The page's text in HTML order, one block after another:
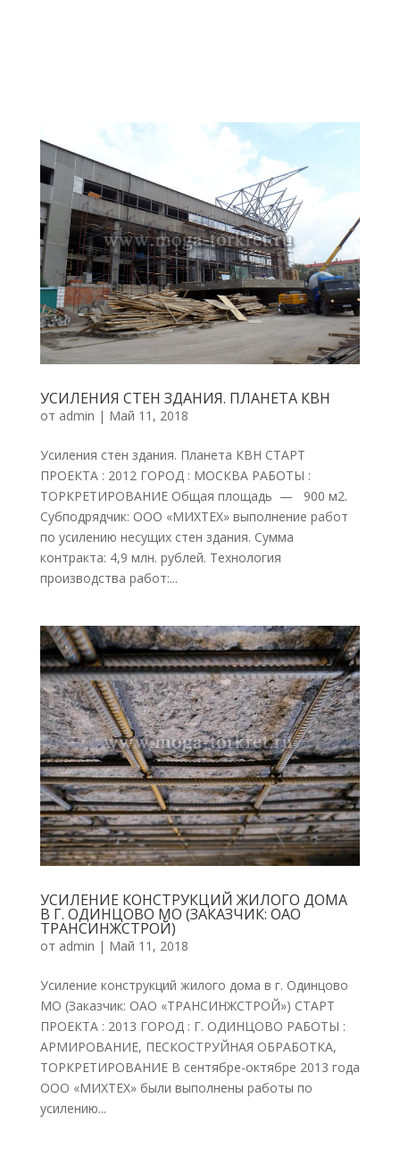
УСИЛЕНИЯ СТЕН ЗДАНИЯ. ПЛАНЕТА КВН
от admin | Май 11, 2018
Усиления стен здания. Планета КВН СТАРТ
ПРОЕКТА : 2012 ГОРОД : МОСКВА РАБОТЫ :
ТОРКРЕТИРОВАНИЕ Общая площадь — 900 м2.
Субподрядчик: ООО «МИХТЕХ» выполнение работ
по усилению несущих стен здания. Сумма
контракта: 4,9 млн. рублей. Технология
производства работ:...
УСИЛЕНИЕ КОНСТРУКЦИЙ ЖИЛОГО ДОМА
В Г. ОДИНЦОВО МО (ЗАКАЗЧИК: ОАО
ТРАНСИНЖСТРОЙ)
от admin | Май 11, 2018
Усиление конструкций жилого дома в г. Одинцово
МО (Заказчик: ОАО «ТРАНСИНЖСТРОЙ») СТАРТ
ПРОЕКТА : 2013 ГОРОД : Г. ОДИНЦОВО РАБОТЫ :
АРМИРОВАНИЕ, ПЕСКОСТРУЙНАЯ ОБРАБОТКА,
ТОРКРЕТИРОВАНИЕ В сентябре-октябре 2013 года
ООО «МИХТЕХ» были выполнены работы по
усилению...